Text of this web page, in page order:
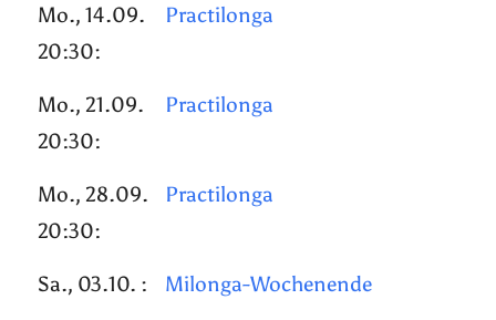
Mo., 14.09.
20:30:
Practilonga
Mo., 21.09.
20:30:
Practilonga
Mo., 28.09.
20:30:
Practilonga
Sa., 03.10. : Milonga-Wochenende